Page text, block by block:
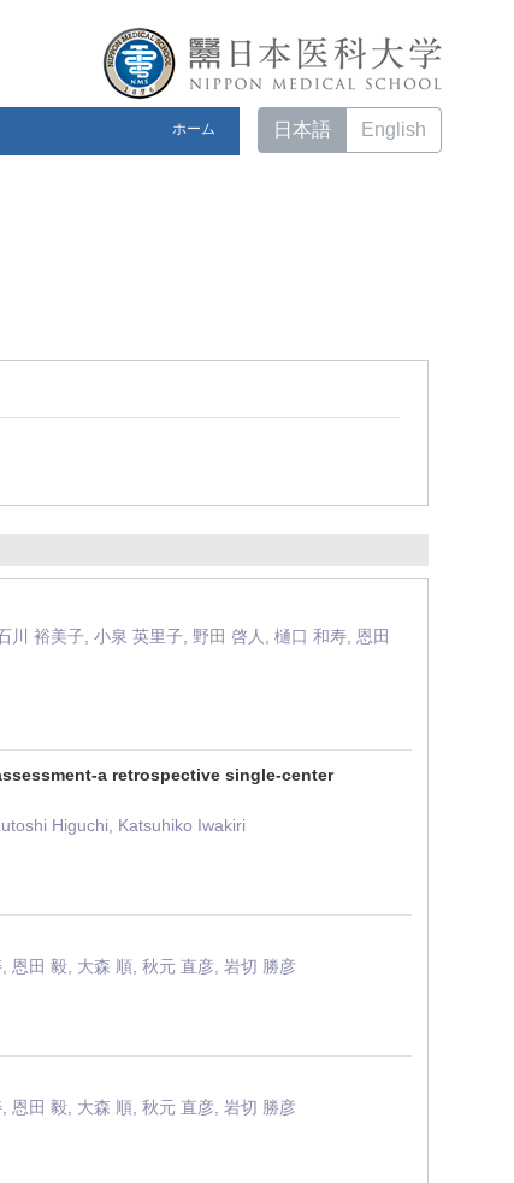
ホーム 日本語 English
裕美子, 小泉 英里子, 野田 啓人, 樋口 和寿, 恩田
a retrospective single-center
Higuchi, Katsuhiko Iwakiri
恩田 毅, 大森 順, 秋元 直彦, 岩切 勝彦
恩田 毅, 大森 順, 秋元 直彦, 岩切 勝彦